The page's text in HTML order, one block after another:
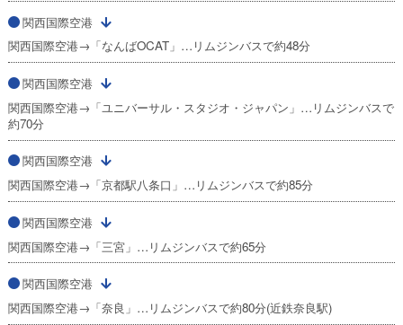
関西国際空港
関西国際空港→「なんばOCAT」…リムジンバスで約48分
関西国際空港
関西国際空港→「ユニバーサル・スタジオ・ジャパン」…リムジンバスで
約70分
関西国際空港
関西国際空港→「京都駅八条口」…リムジンバスで約85分
関西国際空港
関西国際空港→「三宮」…リムジンバスで約65分
関西国際空港
関西国際空港→「奈良」…リムジンバスで約80分(近鉄奈良駅)